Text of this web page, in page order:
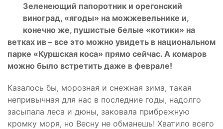
Зеленеющий папоротник и орегонский
виноград, «ягоды» на можжевельнике и,
конечно же, пушистые белые «котики» на
ветках ив – все это можно увидеть в национальном
парке «Куршская коса» прямо сейчас. А комаров
можно было встретить даже в феврале!
Казалось бы, морозная и снежная зима, такая
непривычная для нас в последние годы, надолго
засыпала леса и дюны, заковала прибрежную
кромку моря, но Весну не обманешь! Хватило всего